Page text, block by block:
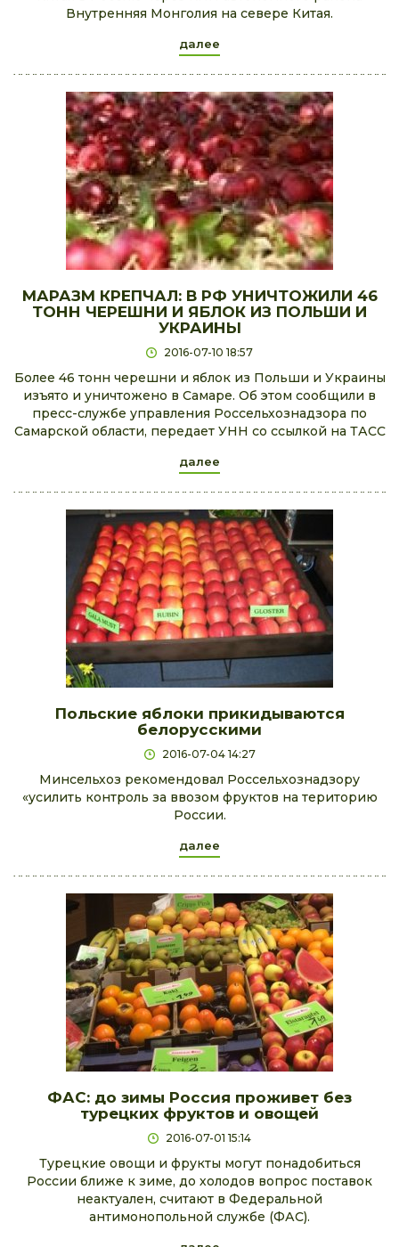
Внутренняя Монголия на севере Китая.
далее
МАРАЗМ КРЕПЧАЛ: В РФ УНИЧТОЖИЛИ 46
ТОНН ЧЕРЕШНИ И ЯБЛОК ИЗ ПОЛЬШИ И
УКРАИНЫ
2016-07-10 18:57
Более 46 тонн черешни и яблок из Польши и Украины
изъято и уничтожено в Самаре. Об этом сообщили в
пресс-службе управления Россельхознадзора по
Самарской области, передает УНН со ссылкой на ТАСС
далее
Польские яблоки прикидываются
белорусскими
2016-07-04 14:27
Минcельхоз рекомендовал Роcсельхознадзору
«усилить контроль за ввозом фруктов на територию
Росcии.
далее
ФАС: до зимы Россия проживет без
турецких фруктов и овощей
2016-07-01 15:14
Турецкие овощи и фрукты могут понадобиться
России ближе к зиме, до холодов вопрос поставок
неактуален, считают в Федеральной
антимонопольной службе (ФАС).